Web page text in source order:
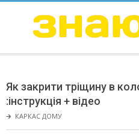
ЗНАЮ
Menu
Як закрити тріщину в
:інструкція + відео
🡲 КАРКАС ДОМУ